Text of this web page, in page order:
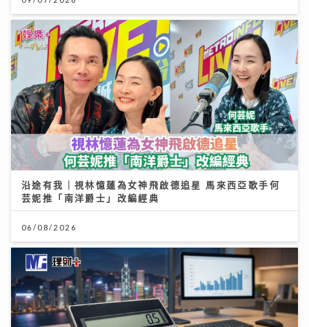
沿途有我｜視林憶蓮為女神飛啟德追星 馬來西亞歌手何
芸妮推「南洋爵士」改編經典
06/08/2026